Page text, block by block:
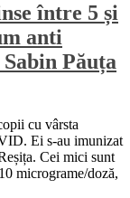
între 5 și
anti
Păuța
cu vârsta
Ei s-au imunizat
Cei mici sunt
micrograme/doză,